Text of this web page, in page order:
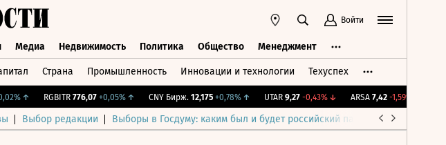
Войти
Медиа Недвижимость Политика Общество Менеджмент
Страна Промышленность Инновации и технологии Техуспех
↑ RGBITR 776,07 +0,05%↑ CNY Бирж. 12,175 +0,78%↑ UTAR 9,27 -0,43%↓ ARSA 7,42 -1,59%
Выбор редакции Выборы в Госдуму: каким был и будет российский парламент